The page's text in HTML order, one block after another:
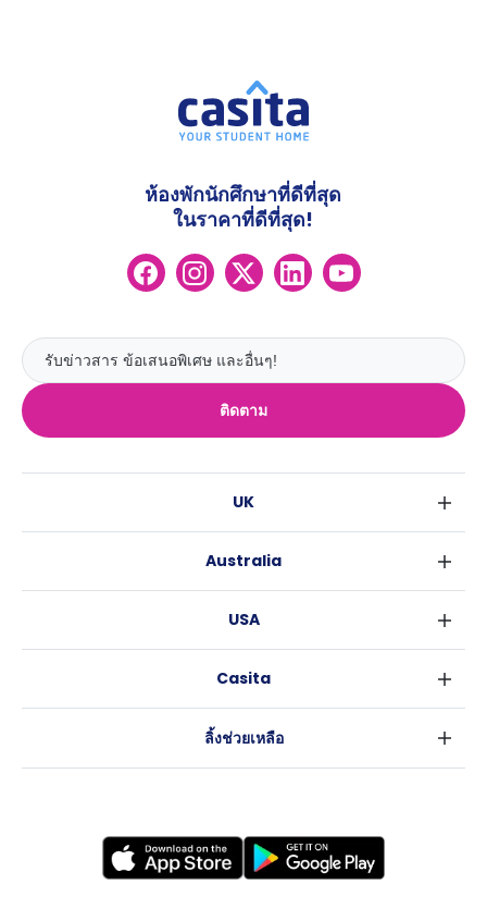
ติดตาม
ห้องพักนักศึกษาที่ดีที่สุด
ในราคาที่ดีที่สุด!
UK
เอดินเบอระ
ลีดส์
โคเวนทรี
เลสเตอร์
Australia
บริสเบน
อะเดลายด์
USA
แอตแลนตา
Casita
ลิ้งช่วยเหลือ